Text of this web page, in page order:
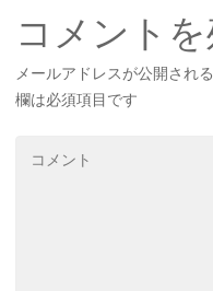
コメント
メールアドレスが公開され
欄は必須項目です